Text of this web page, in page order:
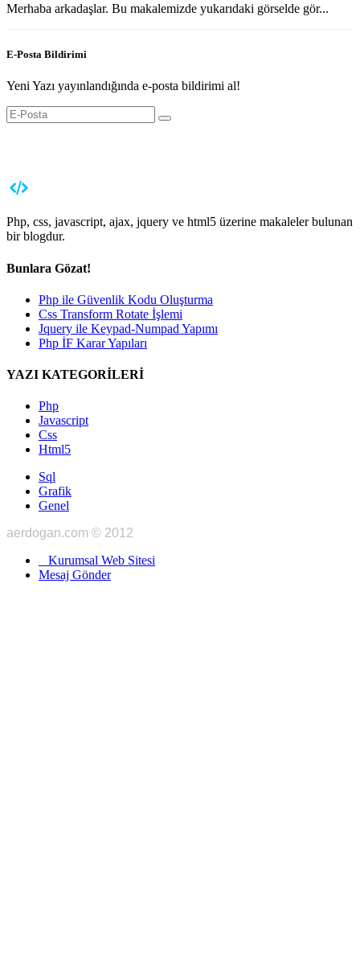
Merhaba arkadaşlar. Bu makalemizde yukarıdaki görselde gör...
E-Posta Bildirimi
Yeni Yazı yayınlandığında e-posta bildirimi al!
Php, css, javascript, ajax, jquery ve html5 üzerine makaleler bulunan
bir blogdur.
Bunlara Gözat!
Php ile Güvenlik Kodu Oluşturma
Css Transform Rotate İşlemi
Jquery ile Keypad-Numpad Yapımı
Php İF Karar Yapıları
YAZI KATEGORİLERİ
Php
Javascript
Css
Html5
Sql
Grafik
Genel
aerdogan.com © 2012
Kurumsal Web Sitesi
Mesaj Gönder